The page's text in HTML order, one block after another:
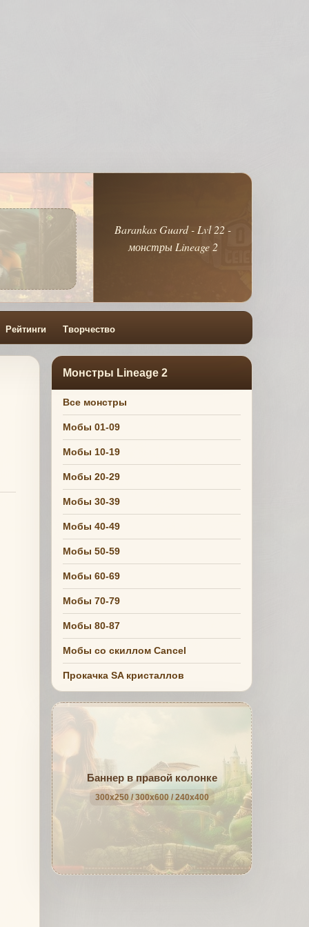
Barankas Guard - Lvl 22 -
монстры Lineage 2
Рейтинги Творчество
Монстры Lineage 2
Все монстры
Мобы 01-09
Мобы 10-19
Мобы 20-29
Мобы 30-39
Мобы 40-49
Мобы 50-59
Мобы 60-69
Мобы 70-79
Мобы 80-87
Мобы со скиллом Cancel
Прокачка SA кристаллов
Баннер в правой колонке
300x250 / 300x600 / 240x400